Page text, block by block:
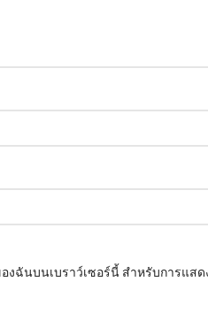
งฉันบนเบราว์เซอร์นี้ สำหรับการแสด